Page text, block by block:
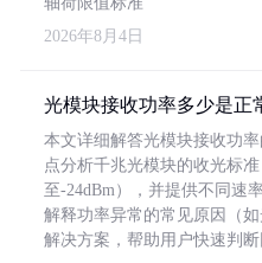
2026年8月4日
光模块接收功率多少是正
本文详细解答光模块接收功
点分析千兆光模块的收光标
至-24dBm），并提供不同速
解释功率异常的常见原因（
解决方案，帮助用户快速判断